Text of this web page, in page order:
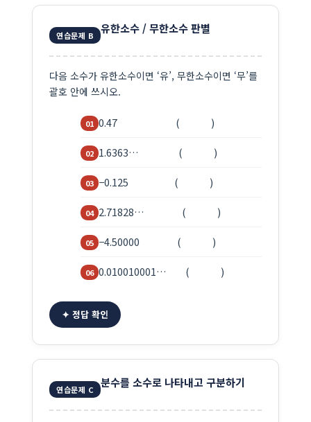
연습문제 B 유한소수 / 무한소수 판별
다음 소수가 유한소수이면 ‘유’, 무한소수이면 ‘무’를
괄호 안에 쓰시오.
0.47 ( )
1.6363… ( )
−0.125 ( )
2.71828… ( )
−4.50000 ( )
0.010010001… ( )
✦ 정답 확인
연습문제 C 분수를 소수로 나타내고 구분하기